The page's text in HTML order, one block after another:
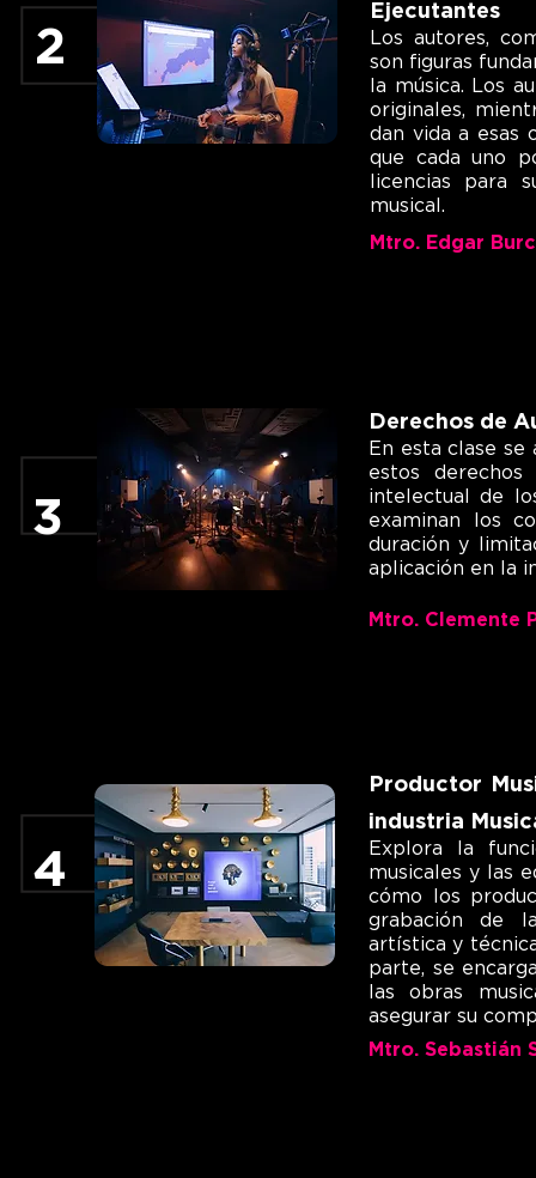
Ejecutantes
Los autores,
son figuras
la música. Los
originales,
dan vida a esas
que cada uno
licencias para
musical.
2
Mtro. Edgar
Derechos de
En esta clase
estos
intelectual de
examinan los
duración y
aplicación en la
3
Mtro. Clemente
Productor
industria
Explora la
musicales y las
cómo los
grabación de
artística y
parte, se
las obras
asegurar su
4
Mtro. Sebastián